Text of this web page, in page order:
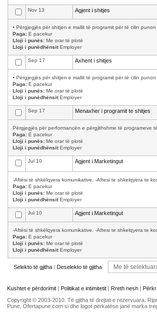
Nov 13 Agjent i shitjes
• Përgjegjës për shitjen e mallit të programit për të cilin
Paga: E pacekur
Lloji i punës: Me orar të plotë
Lloji i punëdhënsitEmployer
Sep 17 Axhent i shitjes
• Përgjegjës për shitjen e mallit të programit për të cilin
Paga: E pacekur
Lloji i punës: Me orar të plotë
Lloji i punëdhënsitEmployer
Sep 17 Menaxher i programit te shitjes
Përgjegjës për performancën e përgjithshme të programeve
Paga: E pacekur
Lloji i punës: Me orar të plotë
Lloji i punëdhënsitEmployer
Jul 10 Agjent i Marketingut
-Aftësi të shkëlqyera komunikative. -Aftesi te shkelqyera te
Paga: E pacekur
Lloji i punës: Me orar të plotë
Lloji i punëdhënsitEmployer
Jul 10 Agjent i Marketingut
-Aftësi të shkëlqyera komunikative. -Aftesi te shkelqyera te
Paga: E pacekur
Lloji i punës: Me orar të plotë
Lloji i punëdhënsitEmployer
Selekto të gjitha / Deselekto të gjitha
Kushtet e përdorimit | Politikat e intimitetit | Rreth nesh |
Copyright © 2003-2010. Të gjitha të drejtat e rezervuara.
Pune, Ofertapune.com si dhe logot përkatëse janë marka